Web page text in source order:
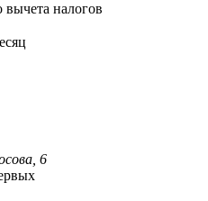
вычета налогов
6